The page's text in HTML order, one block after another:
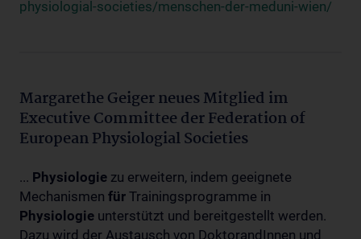
physiologial-societies/menschen-der-meduni-wien/
Margarethe Geiger neues Mitglied im
Executive Committee der Federation of
European Physiologial Societies
... Physiologie zu erweitern, indem geeignete
Mechanismen für Trainingsprogramme in
Physiologie unterstützt und bereitgestellt werden.
Dazu wird der Austausch von DoktorandInnen und